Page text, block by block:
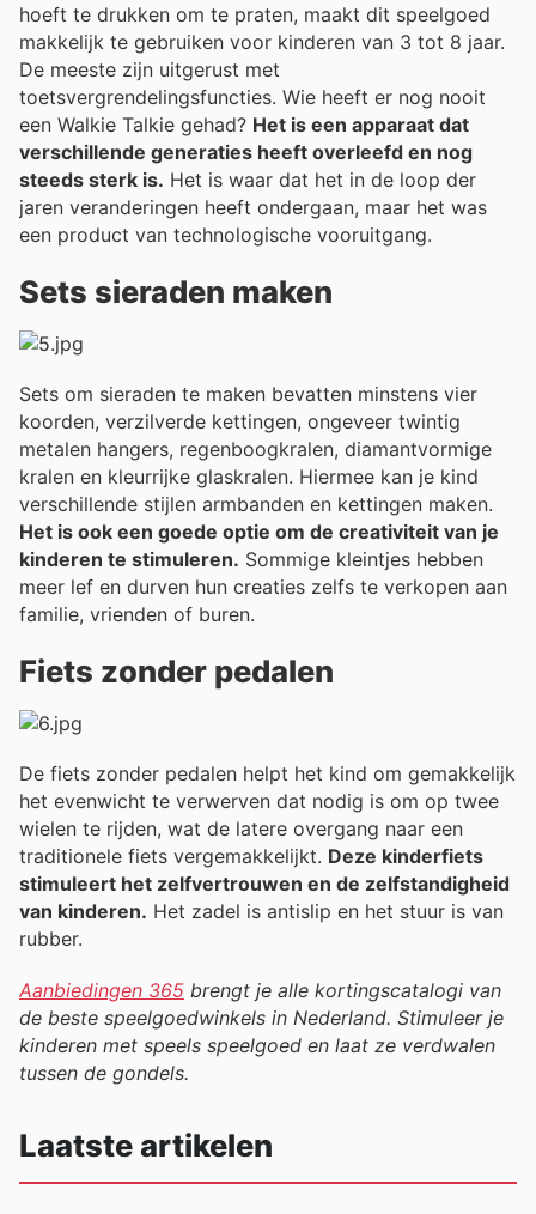
hoeft te drukken om te praten, maakt dit speelgoed
makkelijk te gebruiken voor kinderen van 3 tot 8 jaar.
De meeste zijn uitgerust met
toetsvergrendelingsfuncties. Wie heeft er nog nooit
een Walkie Talkie gehad? Het is een apparaat dat
verschillende generaties heeft overleefd en nog
steeds sterk is. Het is waar dat het in de loop der
jaren veranderingen heeft ondergaan, maar het was
een product van technologische vooruitgang.
Sets sieraden maken
Sets om sieraden te maken bevatten minstens vier
koorden, verzilverde kettingen, ongeveer twintig
metalen hangers, regenboogkralen, diamantvormige
kralen en kleurrijke glaskralen. Hiermee kan je kind
verschillende stijlen armbanden en kettingen maken.
Het is ook een goede optie om de creativiteit van je
kinderen te stimuleren. Sommige kleintjes hebben
meer lef en durven hun creaties zelfs te verkopen aan
familie, vrienden of buren.
Fiets zonder pedalen
De fiets zonder pedalen helpt het kind om gemakkelijk
het evenwicht te verwerven dat nodig is om op twee
wielen te rijden, wat de latere overgang naar een
traditionele fiets vergemakkelijkt. Deze kinderfiets
stimuleert het zelfvertrouwen en de zelfstandigheid
van kinderen. Het zadel is antislip en het stuur is van
rubber.
Aanbiedingen 365 brengt je alle kortingscatalogi van
de beste speelgoedwinkels in Nederland. Stimuleer je
kinderen met speels speelgoed en laat ze verdwalen
tussen de gondels.
Laatste artikelen